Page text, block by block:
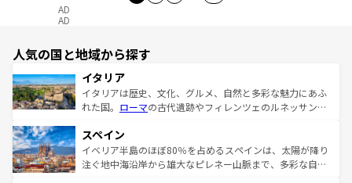
AD
AD
人気の国と地域から探す
イタリア
イタリアは歴史、文化、グルメ、自然と多彩な魅力にあふ
れた国。 ローマの古代遺跡やフィレンツェのルネッサンス
ろん、トスカーナの美しい田園風景やアマルフィ海岸の絶
景など、自然景観も見逃せない。観光の合間には、本場の
ピザやパスタなど、絶品のイタリア料理を堪能することも
スペイン
イベリア半島のほぼ80％を占めるスペインは、太陽が降り
注ぐ地中海沿岸から雄大なピレネー山脈まで、多彩な自然